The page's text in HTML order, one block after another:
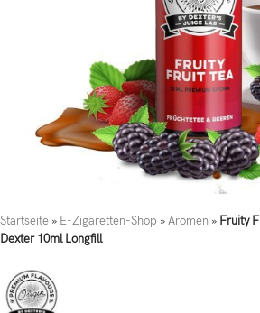
Startseite » E-Zigaretten-Shop »Aromen » Fruity
Dexter 10ml Longfill